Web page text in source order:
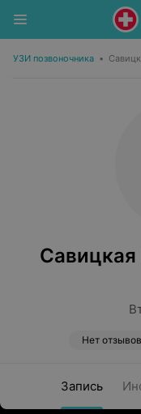
УЗИ позвоночника •
Савицкая
Нет отзывов
Запись